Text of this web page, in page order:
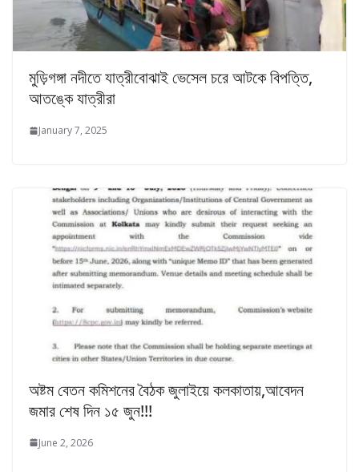
মুড়িগঙ্গা নদীতে যাত্রীবোঝাই ভেসেল চরে আটকে বিপত্তি,
আতঙ্কে যাত্রীরা
January 7, 2025
অষ্টম বেতন কমিশনের বৈঠক জুলাইয়ে কলকাতায়,আবেদন
জমার শেষ দিন ১৫ জুন!!!
June 2, 2026